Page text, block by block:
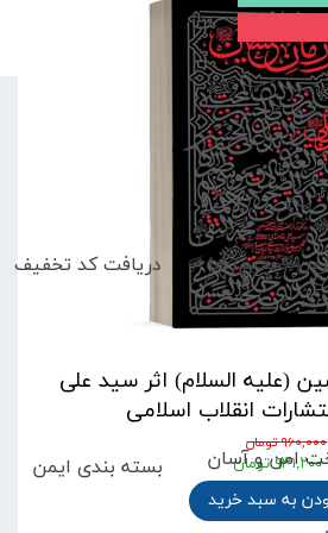
(علیه السلام) اثر سید علی
انقلاب اسلامی
۹۶۰,۰۰۰ تومان
۹۳۱,۲۰۰ تومان
به سبد خرید
دریافت کد تخفیف تخفیف ها
بسته بندی ایمن امن و آسان